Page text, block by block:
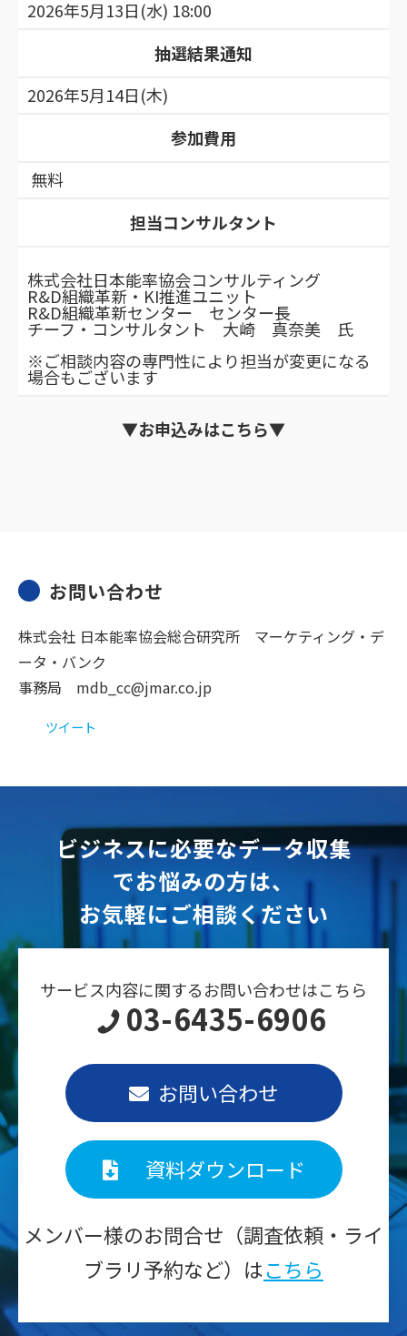
2026年5月13日(水) 18:00
抽選結果通知
2026年5月14日(木)
参加費用
無料
担当コンサルタント
株式会社日本能率協会コンサルティング
R&D組織革新・KI推進ユニット
R&D組織革新センター センター長
チーフ・コンサルタント 大崎 真奈美 氏
※ご相談内容の専門性により担当が変更になる
場合もございます
▼お申込みはこちら▼
お問い合わせ
株式会社 日本能率協会総合研究所 マーケティング・デ
ータ・バンク
事務局 mdb_cc@jmar.co.jp
ツイート
ビジネスに必要なデータ収集
でお悩みの方は、
お気軽にご相談ください
サービス内容に関するお問い合わせはこちら
03-6435-6906
お問い合わせ
資料ダウンロード
メンバー様のお問合せ（調査依頼・ライ
ブラリ予約など）はこちら